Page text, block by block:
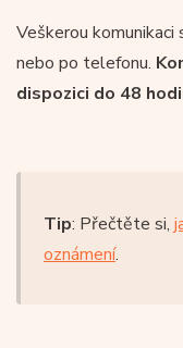
Veškerou
nebo po telefonu.
dispozici do 48
Tip: Přečtěte si,
oznámení.